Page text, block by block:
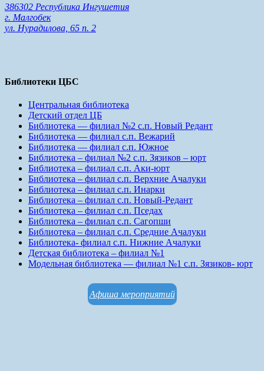
386302 Республика Ингушетия
г. Малгобек
ул. Нурадилова, 65 п. 2
Библиотеки ЦБС
Центральная библиотека
Детский отдел ЦБ
Библиотека — филиал №2 с.п. Новый Редант
Библиотека — филиал с.п. Вежарий
Библиотека — филиал с.п. Южное
Библиотека – филиал №2 с.п. Зязиков – юрт
Библиотека – филиал с.п. Аки-юрт
Библиотека – филиал с.п. Верхние Ачалуки
Библиотека – филиал с.п. Инарки
Библиотека – филиал с.п. Новый-Редант
Библиотека – филиал с.п. Пседах
Библиотека – филиал с.п. Сагопши
Библиотека – филиал с.п. Средние Ачалуки
Библиотека- филиал с.п. Нижние Ачалуки
Детская библиотека – филиал №1
Модельная библиотека — филиал №1 с.п. Зязиков- юрт
Афиша мероприятий